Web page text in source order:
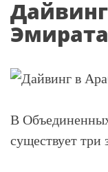
В
существует три